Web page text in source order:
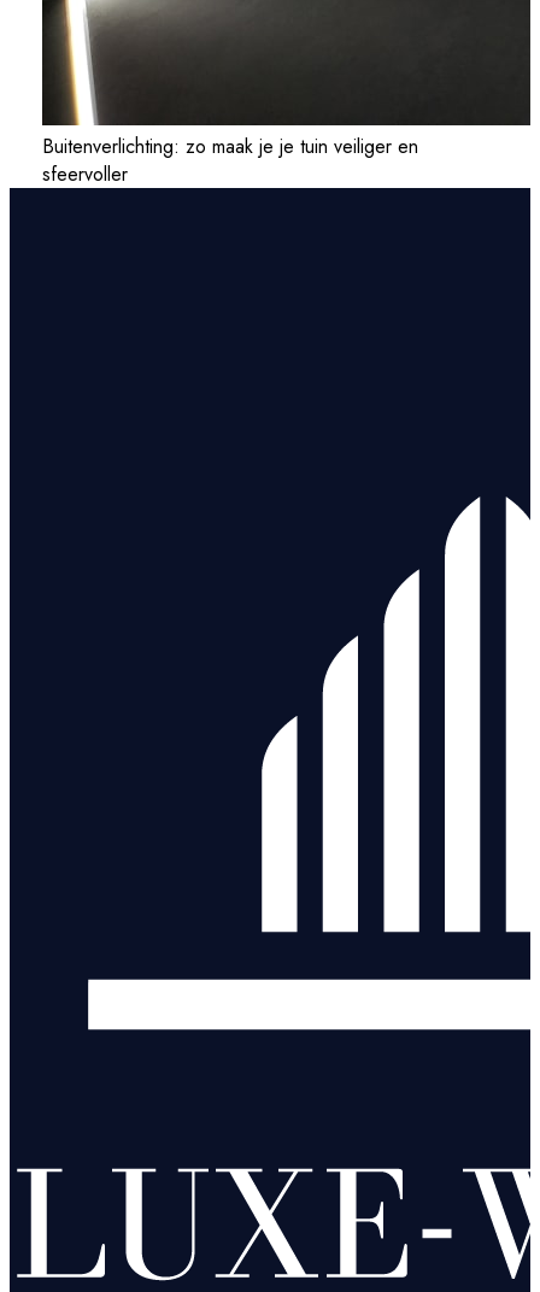
Buitenverlichting: zo maak je je tuin veiliger en
sfeervoller